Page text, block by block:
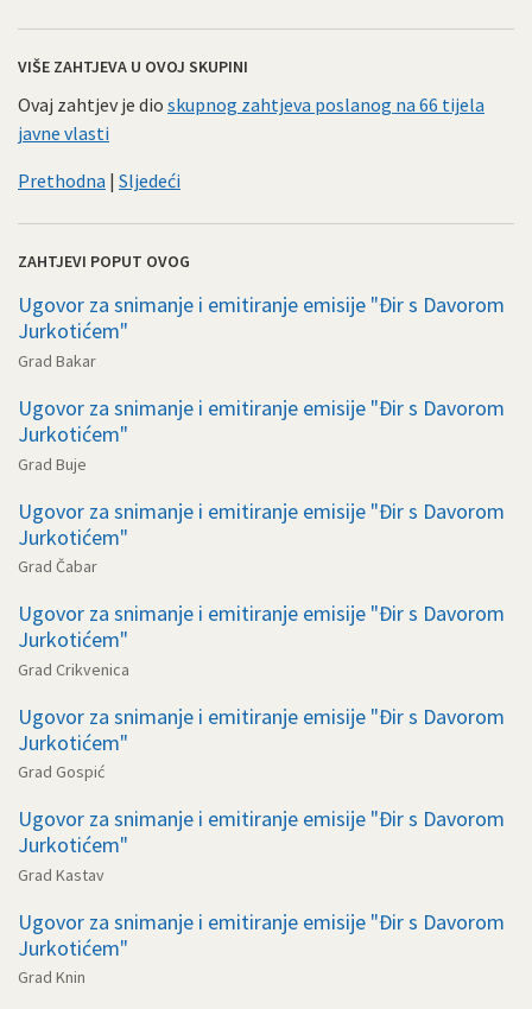
VIŠE ZAHTJEVA U OVOJ SKUPINI
Ovaj zahtjev je dio skupnog zahtjeva poslanog na 66 tijela
javne vlasti
Prethodna | Sljedeći
ZAHTJEVI POPUT OVOG
Ugovor za snimanje i emitiranje emisije "Đir s Davorom
Jurkotićem"
Grad Bakar
Ugovor za snimanje i emitiranje emisije "Đir s Davorom
Jurkotićem"
Grad Buje
Ugovor za snimanje i emitiranje emisije "Đir s Davorom
Jurkotićem"
Grad Čabar
Ugovor za snimanje i emitiranje emisije "Đir s Davorom
Jurkotićem"
Grad Crikvenica
Ugovor za snimanje i emitiranje emisije "Đir s Davorom
Jurkotićem"
Grad Gospić
Ugovor za snimanje i emitiranje emisije "Đir s Davorom
Jurkotićem"
Grad Kastav
Ugovor za snimanje i emitiranje emisije "Đir s Davorom
Jurkotićem"
Grad Knin